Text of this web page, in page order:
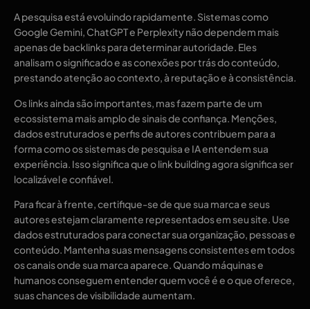
A pesquisa está evoluindo rapidamente. Sistemas como
Google Gemini, ChatGPT e Perplexity não dependem mais
apenas de backlinks para determinar autoridade. Eles
analisam o significado e as conexões por trás do conteúdo,
prestando atenção ao contexto, à reputação e à consistência.
Os links ainda são importantes, mas fazem parte de um
ecossistema mais amplo de sinais de confiança. Menções,
dados estruturados e perfis de autores contribuem para a
forma como os sistemas de pesquisa e IA entendem sua
experiência. Isso significa que o link building agora significa ser
localizável e confiável.
Para ficar à frente, certifique-se de que sua marca e seus
autores estejam claramente representados em seu site. Use
dados estruturados para conectar sua organização, pessoas e
conteúdo. Mantenha suas mensagens consistentes em todos
os canais onde sua marca aparece. Quando máquinas e
humanos conseguem entender quem você é e o que oferece,
suas chances de visibilidade aumentam.